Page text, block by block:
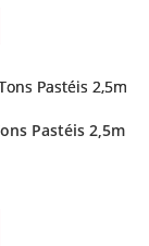
Pastéis 2,5m